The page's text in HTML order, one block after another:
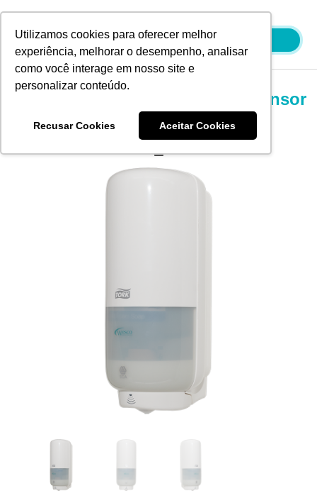
Utilizamos cookies para oferecer melhor
experiência, melhorar o desempenho, analisar
como você interage em nosso site e
personalizar conteúdo.
Recusar Cookies Aceitar Cookies
conteúdo
Dispenser Sabonete Espuma Sensor
Branco